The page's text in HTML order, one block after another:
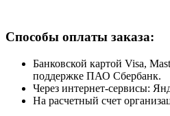
Способы оплаты заказа:
Банковской картой Visa,
поддержке ПАО Сбербанк.
Через интернет-сервисы:
На расчетный счет